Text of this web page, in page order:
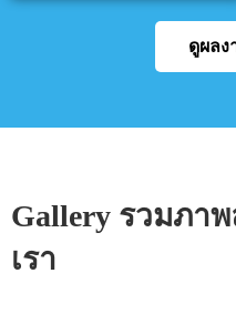
ดูผล
Gallery รวมภา
เรา